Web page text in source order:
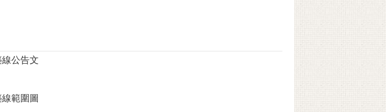
公告文
範圍圖